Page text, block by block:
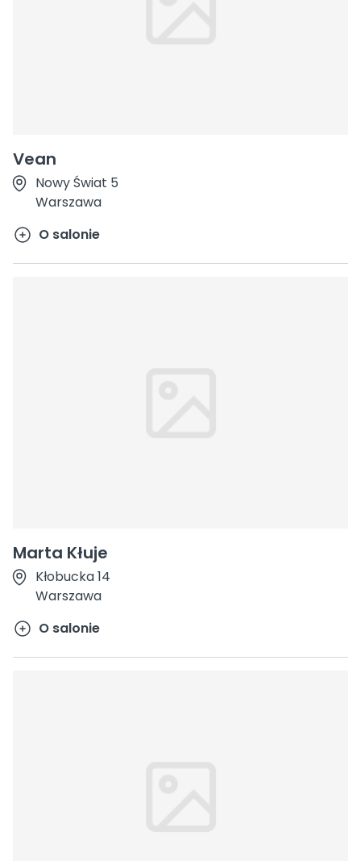
Vean
Nowy Świat 5
Warszawa
O salonie
Marta Kłuje
Kłobucka 14
Warszawa
O salonie